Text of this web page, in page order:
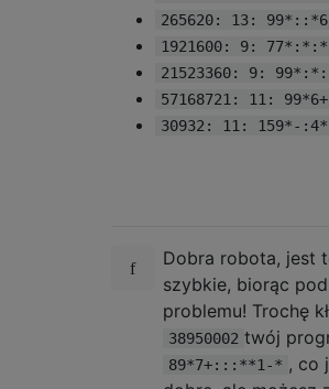
#endif // INT64
#ifdef
using
Int2 = Int;
#endif // OVERFLOW
// The initial values we
ATOM_MIN = 0;
ATOM_MAX = 9;
all false
265620: 13:
1921600: 9:
21523360: 9:
57168721: 11:
30932: 11: 159*-
Dobra robota, jest
szybkie, biorąc
problemu! Trochę
38950002 twój
89*7+:::**1-* , co